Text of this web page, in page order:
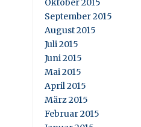
Oktober 2015
September 2015
August 2015
Juli 2015
Juni 2015
Mai 2015
April 2015
März 2015
Februar 2015